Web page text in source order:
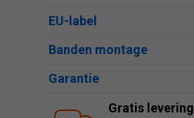
EU-label
Banden montage
Garantie
Gratis levering